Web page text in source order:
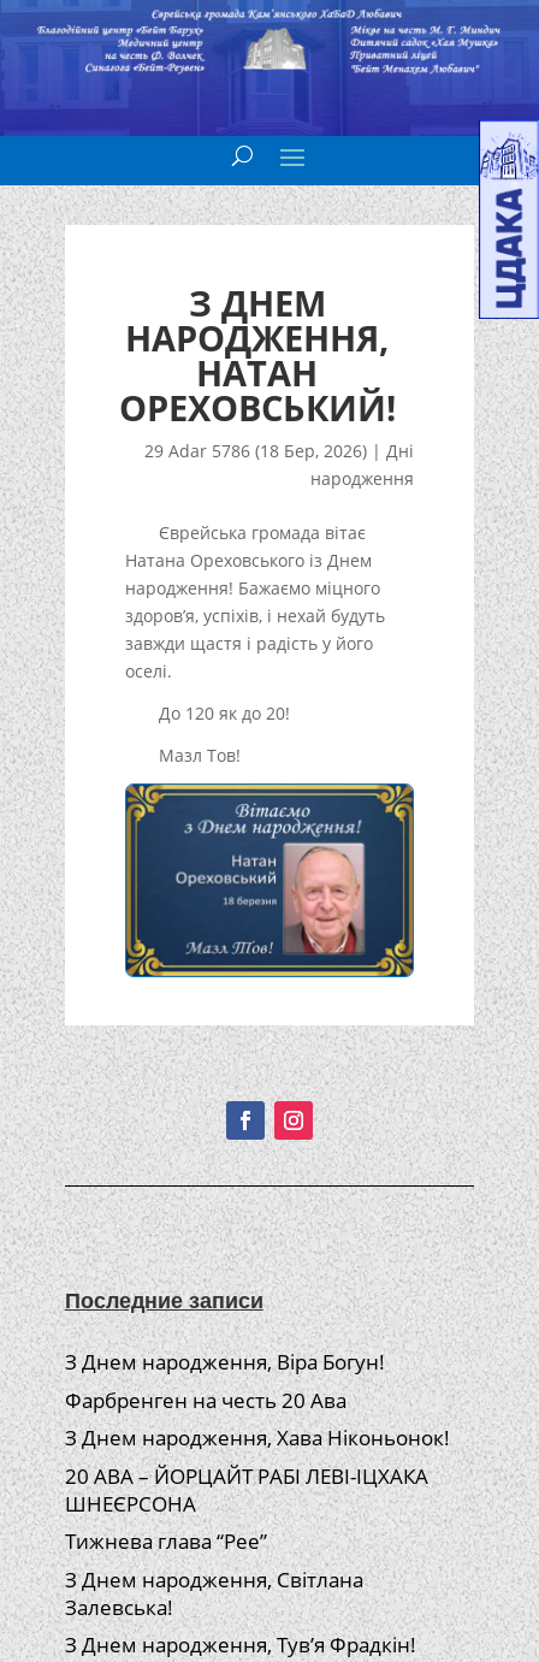
З ДНЕМ
НАРОДЖЕННЯ,
НАТАН
ОРЕХОВСЬКИЙ!
29 Adar 5786 (18 Бер, 2026) |Дні
народження
Єврейська громада вітає
Натана Ореховського із Днем
народження! Бажаємо міцного
здоров’я, успіхів, і нехай будуть
завжди щастя і радість у його
оселі.
До 120 як до 20!
Мазл Тов!
Подписывайтесь!
Последние записи
З Днем народження, Віра Богун!
Фарбренген на честь 20 Ава
З Днем народження, Хава Ніконьонок!
20 АВА – ЙОРЦАЙТ РАБІ ЛЕВІ-ІЦХАКА
ШНЕЄРСОНА
Тижнева глава “Рее”
З Днем народження, Світлана
Залевська!
З Днем народження, Тув’я Фрадкін!